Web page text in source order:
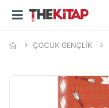
ÇOCUK GENÇLİK